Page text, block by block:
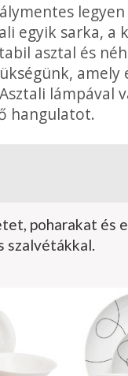
egyik sarka, a
asztal és
amely
lámpával
hangulatot.
poharakat és
szalvétákkal.